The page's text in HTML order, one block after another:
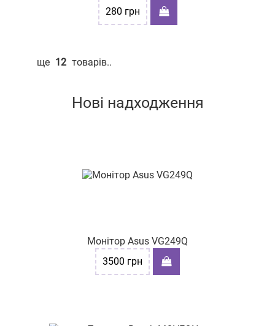
280 грн
ще 12 товарів..
Нові надходження
Монітор Asus VG249Q
3500 грн